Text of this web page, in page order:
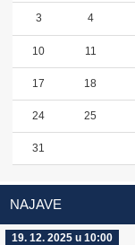
3 4
10 11
17 18
24 25
31
NAJAVE
19. 12. 2025 u 10:00